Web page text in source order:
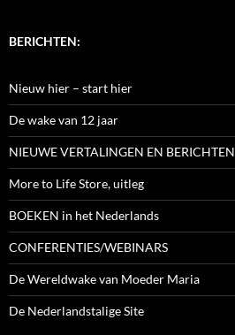
BERICHTEN:
Nieuw hier – start hier
De wake van 12 jaar
NIEUWE VERTALINGEN EN BERICHTEN
More to Life Store, uitleg
BOEKEN in het Nederlands
CONFERENTIES/WEBINARS
De Wereldwake van Moeder Maria
De Nederlandstalige Site